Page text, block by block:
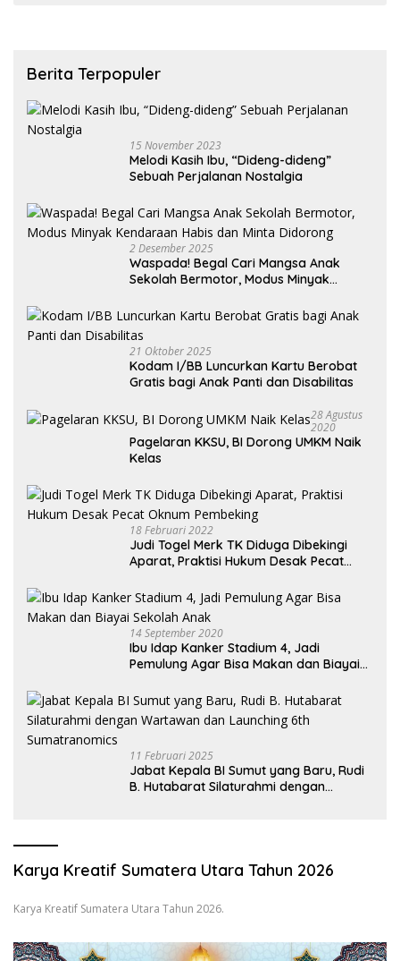
Berita Terpopuler
15 November 2023
Melodi Kasih Ibu, “Dideng-dideng”
Sebuah Perjalanan Nostalgia
2 Desember 2025
Waspada! Begal Cari Mangsa Anak
Sekolah Bermotor, Modus Minyak
21 Oktober 2025
Kodam I/BB Luncurkan Kartu Berobat
Gratis bagi Anak Panti dan Disabilitas
28 Agustus
2020
Pagelaran KKSU, BI Dorong UMKM Naik
Kelas
18 Februari 2022
Judi Togel Merk TK Diduga Dibekingi
Aparat, Praktisi Hukum Desak Pecat
14 September 2020
Ibu Idap Kanker Stadium 4, Jadi
Pemulung Agar Bisa Makan dan Biayai
11 Februari 2025
Jabat Kepala BI Sumut yang Baru, Rudi
B. Hutabarat Silaturahmi dengan
Karya Kreatif Sumatera Utara Tahun 2026
Karya Kreatif Sumatera Utara Tahun 2026.